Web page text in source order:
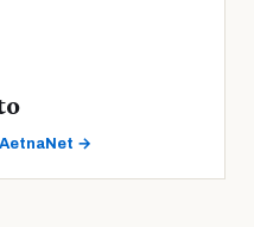
→